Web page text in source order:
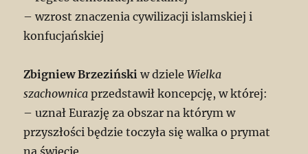
– wzrost znaczenia cywilizacji islamskiej i
konfucjańskiej
Zbigniew Brzeziński w dzieleWielka
szachownicaprzedstawił koncepcję, w której:
– uznał Eurazję za obszar na którym w
przyszłości będzie toczyła się walka o prymat